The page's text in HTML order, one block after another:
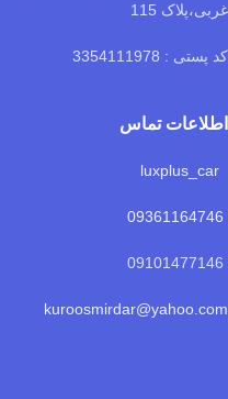
غربی،پلاک 115
کد پستی : 3354111978
اطلاعات تماس
09361164746
kuroosmirdar@yahoo.com